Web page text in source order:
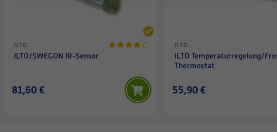
ILTO
ILTO/SWEGON IR-Sensor
81,60 €
ILTO
ILTO Temperaturregelung/
Thermostat
55,90 €